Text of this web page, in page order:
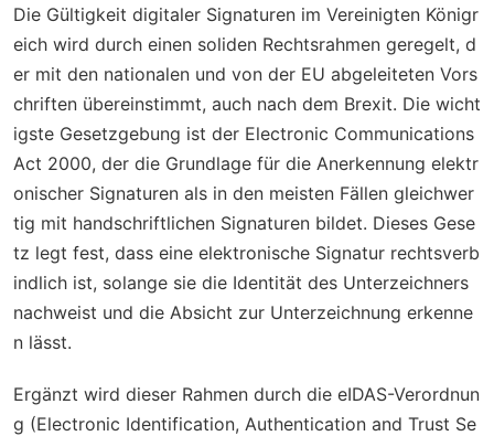
Die Gültigkeit digitaler Signaturen im Vereinigten Königr
eich wird durch einen soliden Rechtsrahmen geregelt, d
er mit den nationalen und von der EU abgeleiteten Vors
chriften übereinstimmt, auch nach dem Brexit. Die wicht
igste Gesetzgebung ist der Electronic Communications
Act 2000, der die Grundlage für die Anerkennung elektr
onischer Signaturen als in den meisten Fällen gleichwer
tig mit handschriftlichen Signaturen bildet. Dieses Gese
tz legt fest, dass eine elektronische Signatur rechtsverb
indlich ist, solange sie die Identität des Unterzeichners
nachweist und die Absicht zur Unterzeichnung erkenne
n lässt.
Ergänzt wird dieser Rahmen durch die eIDAS-Verordnun
g (Electronic Identification, Authentication and Trust Se